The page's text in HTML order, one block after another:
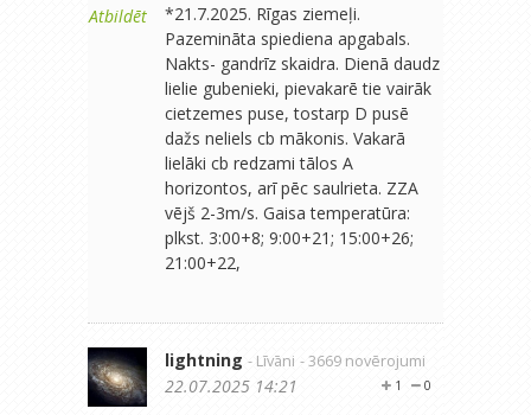
Atbildēt
*21.7.2025. Rīgas ziemeļi.
Pazemināta spiediena apgabals.
Nakts- gandrīz skaidra. Dienā daudz
lielie gubenieki, pievakarē tie vairāk
cietzemes puse, tostarp D pusē
dažs neliels cb mākonis. Vakarā
lielāki cb redzami tālos A
horizontos, arī pēc saulrieta. ZZA
vējš 2-3m/s. Gaisa temperatūra:
plkst. 3:00+8; 9:00+21; 15:00+26;
21:00+22,
lightning - Līvāni - 3669 novērojumi
0
1
22.07.2025 14:21